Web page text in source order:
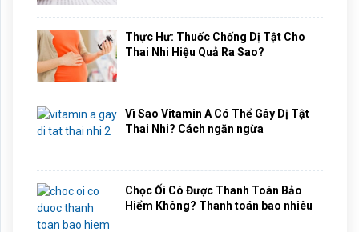
Thực Hư: Thuốc Chống Dị Tật Cho
Thai Nhi Hiệu Quả Ra Sao?
Vì Sao Vitamin A Có Thể Gây Dị Tật
Thai Nhi? Cách ngăn ngừa
Chọc Ối Có Được Thanh Toán Bảo
Hiểm Không? Thanh toán bao nhiêu